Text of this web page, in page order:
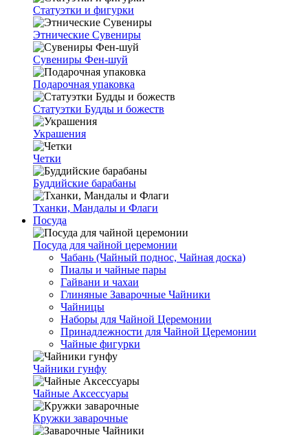
Статуэтки и фигурки
Этнические Сувениры
Сувениры Фен-шуй
Подарочная упаковка
Статуэтки Будды и божеств
Украшения
Четки
Буддийские барабаны
Тханки, Мандалы и Флаги
Посуда
Посуда для чайной церемонии
Чабань (Чайный поднос, Чайная доска)
Пиалы и чайные пары
Гайвани и чахаи
Глиняные Заварочные Чайники
Чайницы
Наборы для Чайной Церемонии
Принадлежности для Чайной Церемонии
Чайные фигурки
Чайники гунфу
Чайные Аксессуары
Кружки заварочные